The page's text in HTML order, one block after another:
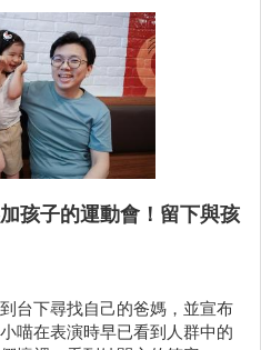
孩子的運動會！留下與孩
台下尋找自己的爸媽，並宣布
喵在表演時早已看到人群中的